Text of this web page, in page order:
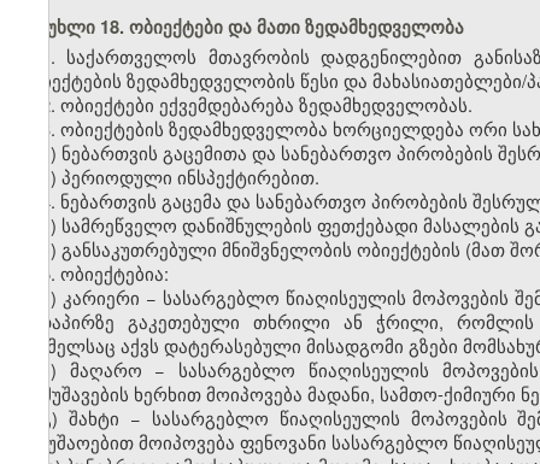
მუხლი 18. ობიექტები და მათი ზედამხედველობა
1. საქართველოს მთავრობის დადგენილებით
ობიექტების ზედამხედველობის წესი და
2. ობიექტები ექვემდებარება ზედამხედველობას.
3. ობიექტების ზედამხედველობა ხორციელდება ორი
ა) ნებართვის გაცემითა და სანებართვო პირობების
ბ) პერიოდული ინსპექტირებით.
4. ნებართვის გაცემა და სანებართვო პირობების
ა) სამრეწველო დანიშნულების ფეთქებადი მასალების
ბ) განსაკუთრებული მნიშვნელობის ობიექტების (მათ
5. ობიექტებია:
ა) კარიერი − სასარგებლო წიაღისეულის მოპოვების
ზედაპირზე გაკეთებული თხრილი ან ჭრილი,
რომელსაც აქვს დატერასებული მისადგომი გზები
) მაღარო − სასარგებლო წიაღისეულის მოპოვების
დამუშავების ხერხითმოიპოვება მადანი, სამთო-ქიმიური
გ) შახტი − სასარგებლო წიაღისეულის მოპოვების
სამუშაოებითმოიპოვება ფენოვანი სასარგებლო